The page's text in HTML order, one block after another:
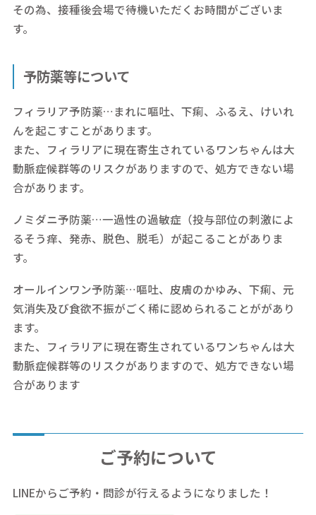
その為、接種後会場で待機いただくお時間がございま
す。
予防薬等について
フィラリア予防薬…まれに嘔吐、下痢、ふるえ、けいれ
んを起こすことがあります。
また、フィラリアに現在寄生されているワンちゃんは大
動脈症候群等のリスクがありますので、処方できない場
合があります。
ノミダニ予防薬…一過性の過敏症（投与部位の刺激によ
るそう痒、発赤、脱色、脱毛）が起こることがありま
す。
オールインワン予防薬…嘔吐、皮膚のかゆみ、下痢、元
気消失及び食欲不振がごく稀に認められることががあり
ます。
また、フィラリアに現在寄生されているワンちゃんは大
動脈症候群等のリスクがありますので、処方できない場
合があります
ご予約について
LINEからご予約・問診が行えるようになりました！